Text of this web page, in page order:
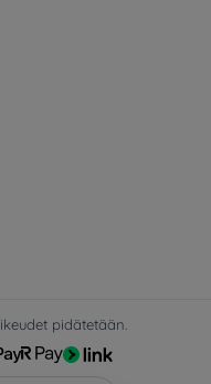
pidätetään.